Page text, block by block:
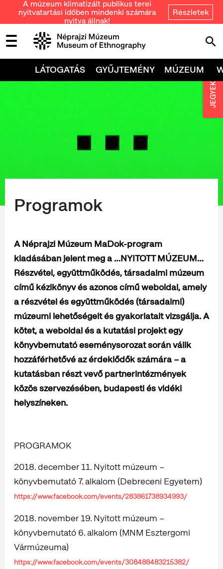
A múzeum klimatizált publikus terei
nyitvatartási időben mindenki számára
nyitva állnak!
Részletek
LÁTOGATÁS GYŰJTEMÉNY MÚZEUM
Programok
A Néprajzi Múzeum MaDok-program
kiadásában jelent meg a …NYITOTT MÚZEUM…
Részvétel, együttműködés, társadalmi múzeum
című kézikönyv és azonos című weboldal, amely
a részvétel és együttműködés (társadalmi)
múzeumi lehetőségeit és gyakorlatait vizsgálja. A
kötet, a weboldal és a kutatási projekt egy
könyvbemutató eseménysorozat során válik
hozzáférhetővé az érdeklődők számára – a
kutatásban részt vevő partnerintézmények
közös szervezésében, budapesti és vidéki
helyszíneken.
PROGRAMOK
2018. december 11. Nyitott múzeum –
könyvbemutató 7. alkalom (Debreceni Egyetem)
https://www.facebook.com/events/283861738934993/
2018. november 19. Nyitott múzeum –
könyvbemutató 6. alkalom (MNM Esztergomi
Vármúzeuma)
https://www.facebook.com/events/308488483215382/
JEGYEK